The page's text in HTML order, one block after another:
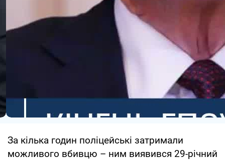
За кілька годин поліцейські затримали
можливого вбивцю – ним виявився 29-річний